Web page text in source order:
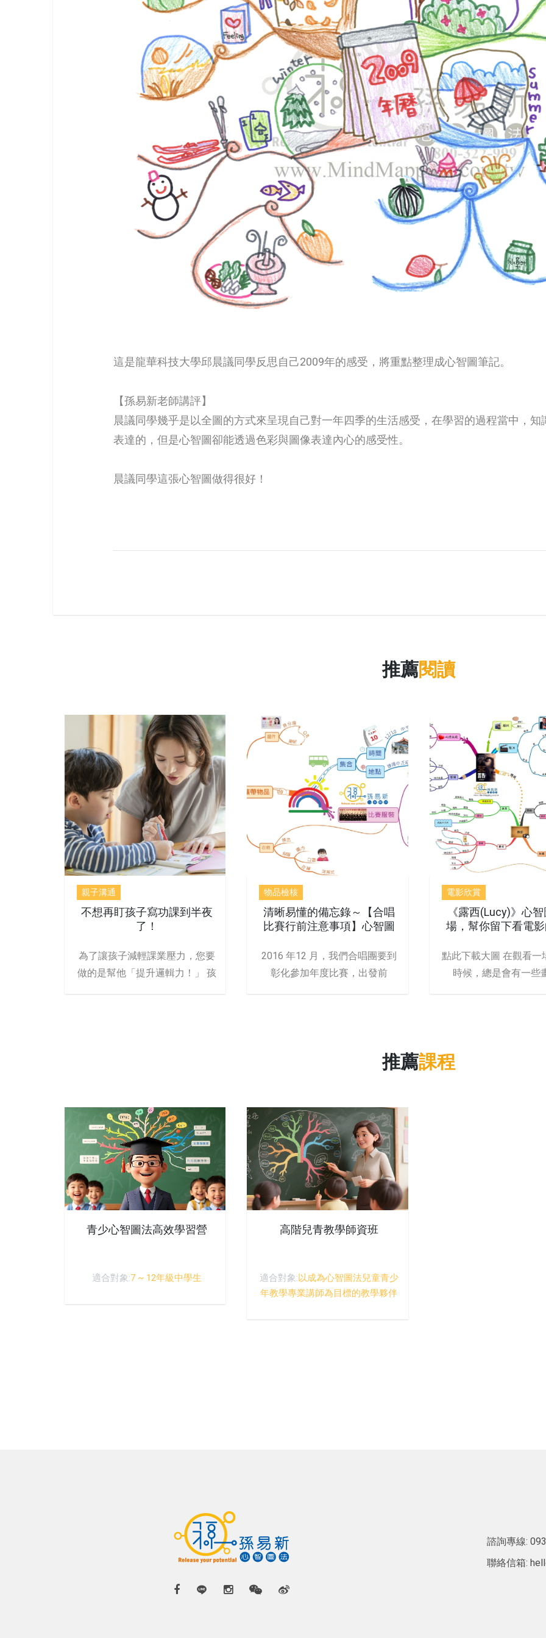
這是龍華科技大學邱晨議同學反思自己2009年的感受，將重點整理成心智圖筆記。
【孫易新老師講評】
晨議同學幾乎是以全圖的方式來呈現自己對一年四季的生活感受，在學習的過程當中，
表達的，但是心智圖卻能透過色彩與圖像表達內心的感受性。
晨議同學這張心智圖做得很好！
推薦閱讀
親子溝通
不想再盯孩子寫功課到半夜
了！
為了讓孩子減輕課業壓力，您要
做的是幫他「提升邏輯力！」 孩
物品檢核
清晰易懂的備忘錄～【合唱
比賽行前注意事項】心智圖
2016 年12 月，我們合唱團要到
彰化參加年度比賽，出發前
電影欣賞
《露西(Lucy)》心
場，幫你留下看電
點此下載大圖 在觀看一
時候，總是會有一些
推薦課程
青少心智圖法高效學習營
適合對象:7 ~ 12年級中學生
高階兒青教學師資班
適合對象:以成為心智圖法兒童青少
年教學專業講師為目標的教學夥伴
諮詢專線:
聯絡信箱: